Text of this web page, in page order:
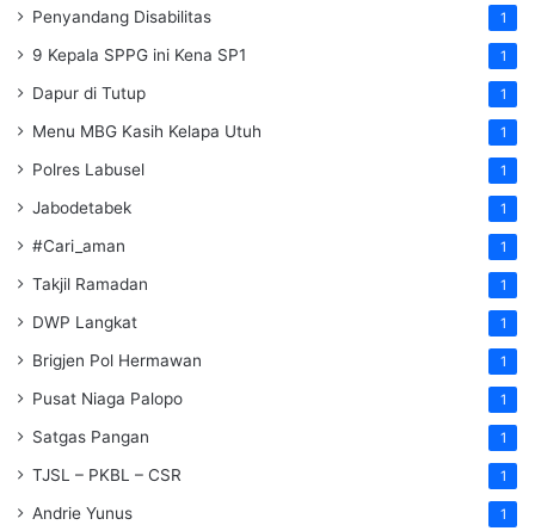
Penyandang Disabilitas 1
9 Kepala SPPG ini Kena SP1 1
Dapur di Tutup 1
Menu MBG Kasih Kelapa Utuh 1
Polres Labusel 1
Jabodetabek 1
#Cari_aman 1
Takjil Ramadan 1
DWP Langkat 1
Brigjen Pol Hermawan 1
Pusat Niaga Palopo 1
Satgas Pangan 1
TJSL – PKBL – CSR 1
Andrie Yunus 1